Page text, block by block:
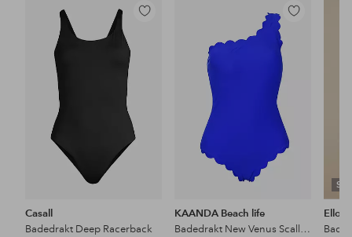
Legg
Casall
Badedrakt Deep Racerback
Legg
favoritter
KAANDA Beach life
Badedrakt New Venus Scallop Over One Shoulder Onepiece
Ellos